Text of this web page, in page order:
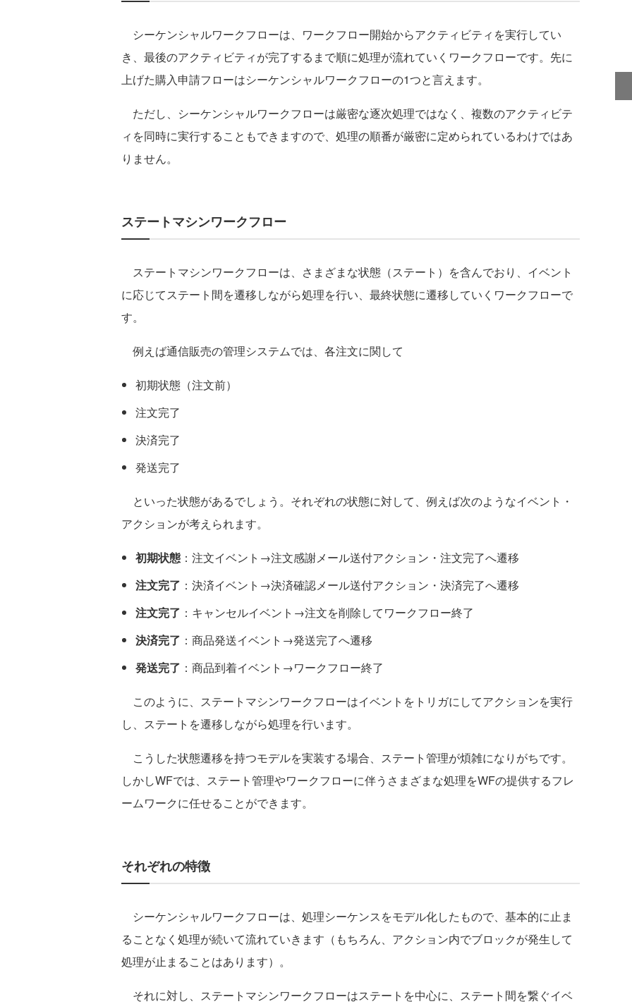
シーケンシャルワークフローは、ワークフロー開始からアクティビティを実行してい
き、最後のアクティビティが完了するまで順に処理が流れていくワークフローです。先に
上げた購入申請フローはシーケンシャルワークフローの1つと言えます。
ただし、シーケンシャルワークフローは厳密な逐次処理ではなく、複数のアクティビテ
ィを同時に実行することもできますので、処理の順番が厳密に定められているわけではあ
りません。
ステートマシンワークフロー
ステートマシンワークフローは、さまざまな状態（ステート）を含んでおり、イベント
に応じてステート間を遷移しながら処理を行い、最終状態に遷移していくワークフローで
す。
例えば通信販売の管理システムでは、各注文に関して
初期状態（注文前）
注文完了
決済完了
発送完了
といった状態があるでしょう。それぞれの状態に対して、例えば次のようなイベント・
アクションが考えられます。
初期状態 ：注文イベント→注文感謝メール送付アクション・注文完了へ遷移
注文完了 ：決済イベント→決済確認メール送付アクション・決済完了へ遷移
注文完了 ：キャンセルイベント→注文を削除してワークフロー終了
決済完了 ：商品発送イベント→発送完了へ遷移
発送完了 ：商品到着イベント→ワークフロー終了
このように、ステートマシンワークフローはイベントをトリガにしてアクションを実行
し、ステートを遷移しながら処理を行います。
こうした状態遷移を持つモデルを実装する場合、ステート管理が煩雑になりがちです。
しかしWFでは、ステート管理やワークフローに伴うさまざまな処理をWFの提供するフレ
ームワークに任せることができます。
それぞれの特徴
シーケンシャルワークフローは、処理シーケンスをモデル化したもので、基本的に止ま
ることなく処理が続いて流れていきます（もちろん、アクション内でブロックが発生して
処理が止まることはあります）。
それに対し、ステートマシンワークフローはステートを中心に、ステート間を繋ぐイベ